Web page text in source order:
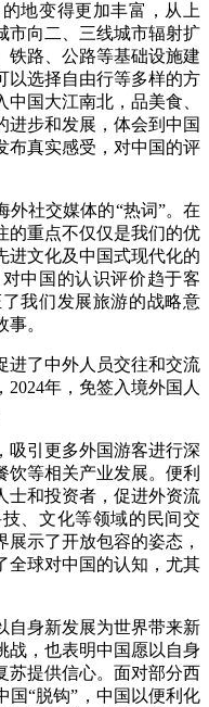
地变得更加丰富，从上
市向二、三线城市辐射扩
铁路、公路等基础设施建
以选择自由行等多样的方
国大江南北，品美食、
进步和发展，体会到中国
布真实感受，对中国的评
社交媒体的“热词”。在
的重点不仅仅是我们的优
进文化及中国式现代化的
中国的认识评价趋于客
我们发展旅游的战略意
。
了中外人员交往和交流
年，免签入境外国人
引更多外国游客进行深
饮等相关产业发展。便利
士和投资者，促进外资流
、文化等领域的民间交
示了开放包容的姿态，
全球对中国的认知，尤其
身新发展为世界带来新
战，也表明中国愿以自身
苏提供信心。面对部分西
国“脱钩”，中国以便利化